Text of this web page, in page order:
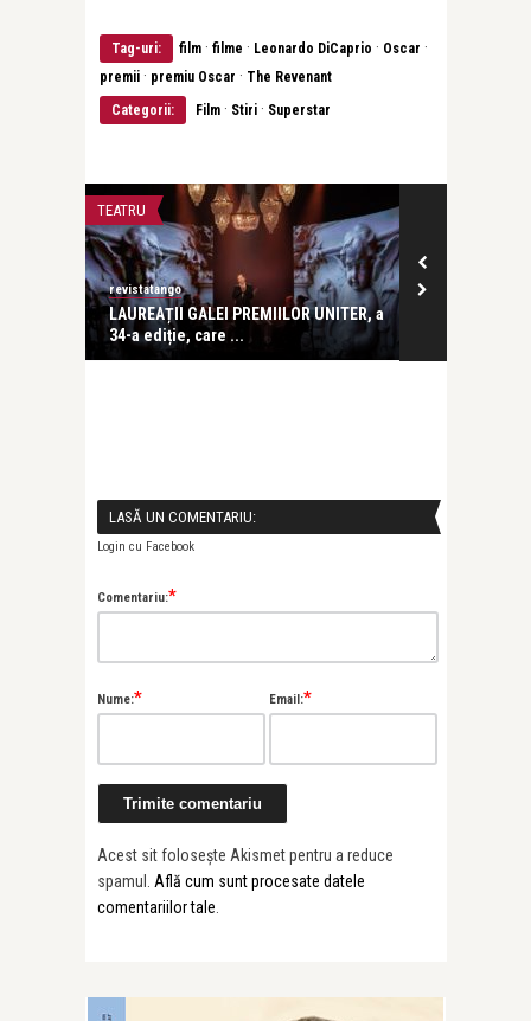
Tag-uri: film · filme · Leonardo DiCaprio · Oscar ·
premii · premiu Oscar · The Revenant
Categorii:
Film · Stiri · Superstar
TEATRU
revistatango
LAUREAȚII GALEI PREMIILOR UNITER, a
34-a ediție, care ...
LASĂ UN COMENTARIU:
Login cu Facebook
Comentariu:*
Nume:* Email:*
Acest sit folosește Akismet pentru a reduce
spamul. Află cum sunt procesate datele
comentariilor tale